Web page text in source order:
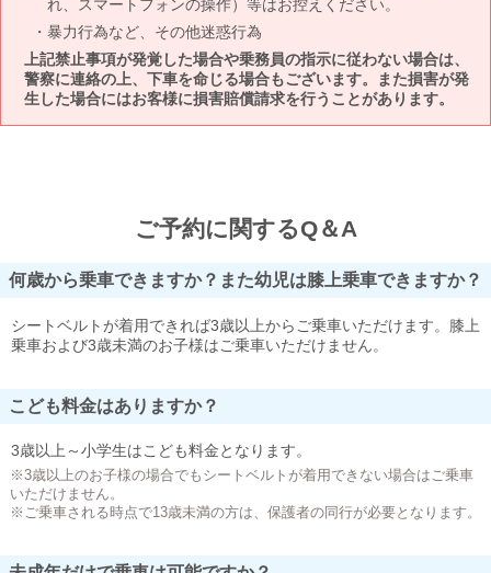
れ、スマートフォンの操作）等はお控えください。
暴力行為など、その他迷惑行為
上記禁止事項が発覚した場合や乗務員の指示に従わない場合は、
警察に連絡の上、下車を命じる場合もございます。また損害が発
生した場合にはお客様に損害賠償請求を行うことがあります。
ご予約に関するQ＆A
何歳から乗車できますか？また幼児は膝上乗車できますか？
シートベルトが着用できれば3歳以上からご乗車いただけます。膝上
乗車および3歳未満のお子様はご乗車いただけません。
こども料金はありますか？
3歳以上～小学生はこども料金となります。
※3歳以上のお子様の場合でもシートベルトが着用できない場合はご乗車
いただけません。
※ご乗車される時点で13歳未満の方は、保護者の同行が必要となります。